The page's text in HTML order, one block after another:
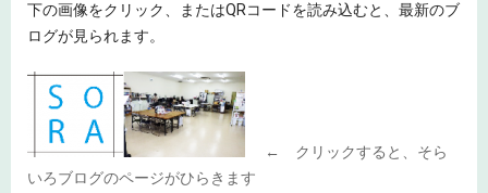
下の画像をクリック、またはQRコードを読み込むと、最新のブ
ログが見られます。
← クリックすると、そら
いろブログのページがひらきます